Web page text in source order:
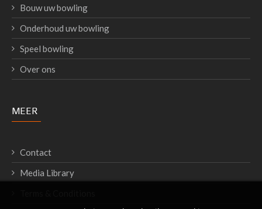
Bouw uw bowling
Onderhoud uw bowling
Speel bowling
Over ons
MEER
Contact
Media Library